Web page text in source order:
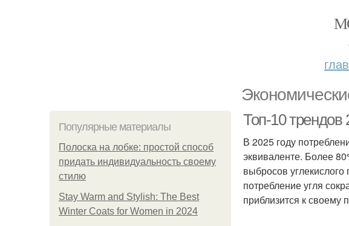
Популярные материалы
Полоска на лобке: простой способ
придать индивидуальность своему
стилю
Stay Warm and Stylish: The Best
Winter Coats for Women in 2024
Топ-10 трендов
В 2025 году
эквиваленте. Более
выбросов
потребление угля
приблизится к своему